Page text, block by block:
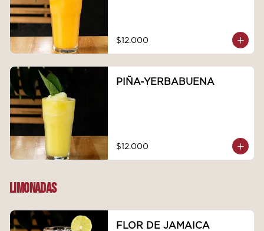
$12.000
PIÑA-YERBABUENA
$12.000
LIMONADAS
FLOR DE JAMAICA